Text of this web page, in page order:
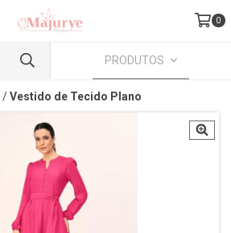
0
PRODUTOS
/Vestido de Tecido Plano